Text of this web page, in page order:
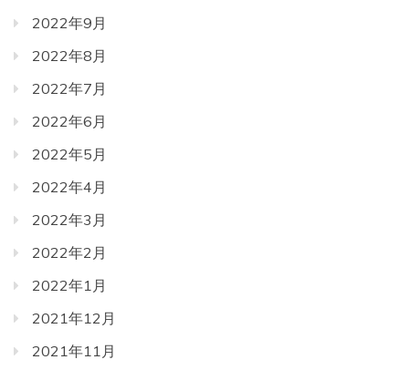
2022年9月
2022年8月
2022年7月
2022年6月
2022年5月
2022年4月
2022年3月
2022年2月
2022年1月
2021年12月
2021年11月